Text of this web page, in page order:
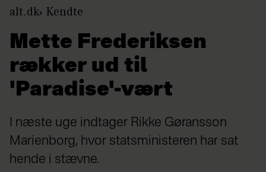
alt.dk Kendte
Mette Frederiksen
rækker ud til
'Paradise'-vært
I næste uge indtager Rikke Gøransson
Marienborg, hvor statsministeren har sat
hende i stævne.